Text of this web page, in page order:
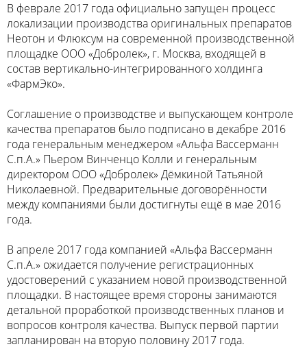
В феврале 2017 года официально запущен процесс
локализации производства оригинальных препаратов
Неотон и Флюксум на современной производственной
площадке ООО «Добролек», г. Москва, входящей в
состав вертикально-интегрированного холдинга
«ФармЭко».
Соглашение о производстве и выпускающем контроле
качества препаратов было подписано в декабре 2016
года генеральным менеджером «Альфа Вассерманн
С.п.А.» Пьером Винченцо Колли и генеральным
директором ООО «Добролек» Дёмкиной Татьяной
Николаевной. Предварительные договорённости
между компаниями были достигнуты ещё в мае 2016
года.
В апреле 2017 года компанией «Альфа Вассерманн
С.п.А.» ожидается получение регистрационных
удостоверений с указанием новой производственной
площадки. В настоящее время стороны занимаются
детальной проработкой производственных планов и
вопросов контроля качества. Выпуск первой партии
запланирован на вторую половину 2017 года.